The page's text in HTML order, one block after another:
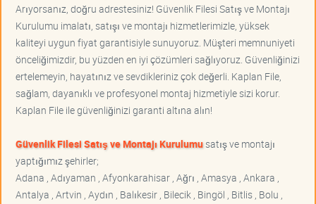
Arıyorsanız, doğru adrestesiniz! Güvenlik Filesi Satış ve Montajı
Kurulumu imalatı, satışı ve montajı hizmetlerimizle, yüksek
kaliteyi uygun fiyat garantisiyle sunuyoruz. Müşteri memnuniyeti
önceliğimizdir, bu yüzden en iyi çözümleri sağlıyoruz. Güvenliğinizi
ertelemeyin, hayatınız ve sevdikleriniz çok değerli. Kaplan File,
sağlam, dayanıklı ve profesyonel montaj hizmetiyle sizi korur.
Kaplan File ile güvenliğinizi garanti altına alın!
Güvenlik Filesi Satış ve Montajı Kurulumusatış ve montajı
yaptığımız şehirler;
Adana , Adıyaman , Afyonkarahisar , Ağrı , Amasya , Ankara ,
Antalya , Artvin , Aydın , Balıkesir , Bilecik , Bingöl , Bitlis , Bolu ,